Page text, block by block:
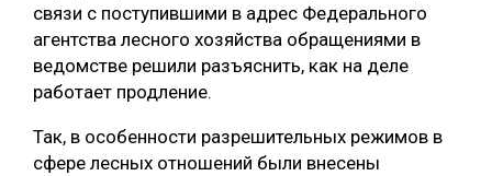
ДЕРЕВЯННОЕ ДОМОСТРОЕНИЕ
БЕЗОПАСНОЕ ПРОИЗВОДСТВО
СУШКА ДРЕВЕСИНЫ
связи с поступившими в адрес Федерального
агентства лесного хозяйства обращениями в
ведомстве решили разъяснить, как на деле
работает продление.
Так, в особенности разрешительных режимов в
сфере лесных отношений были внесены